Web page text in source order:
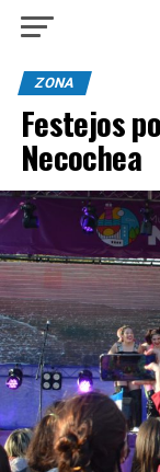
ZONA
Festejos
Necochea